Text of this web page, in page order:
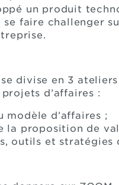
un produit
se faire challenger
divise en 3
d’affaires :
modèle d’affaires ;
la proposition de
outils et stratégies